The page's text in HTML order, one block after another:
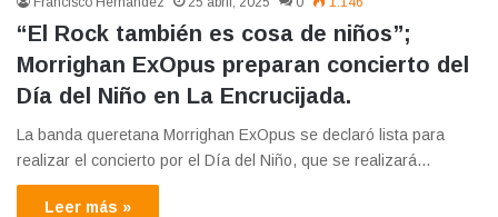
“El Rock también es cosa de niños”;
Morrighan ExOpus preparan concierto del
Día del Niño en La Encrucijada.
La banda queretana Morrighan ExOpus se declaró lista para
realizar el concierto por el Día del Niño, que se realizará…
Leer más »